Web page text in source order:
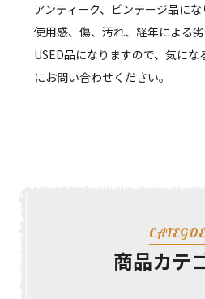
アンティーク、ビンテージ品に
使用感、傷、汚れ、経年による劣
USED品になりますので、気に
にお問い合わせください。
商品カテ